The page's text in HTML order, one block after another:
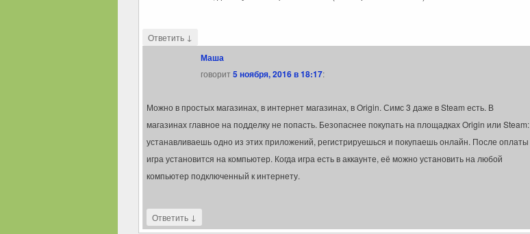
Ответить ↓
Маша
говорит5 ноября, 2016 в 18:17:
Можно в простых магазинах, в интернет магазинах, в Origin. Симс 3 даже в Steam есть. В
магазинах главное на подделку не попасть. Безопаснее покупать на площадках Origin или Steam:
устанавливаешь одно из этих приложений, регистрируешься и покупаешь онлайн. После оплаты
игра установится на компьютер. Когда игра есть в аккаунте, её можно установить на любой
компьютер подключенный к интернету.
Ответить ↓